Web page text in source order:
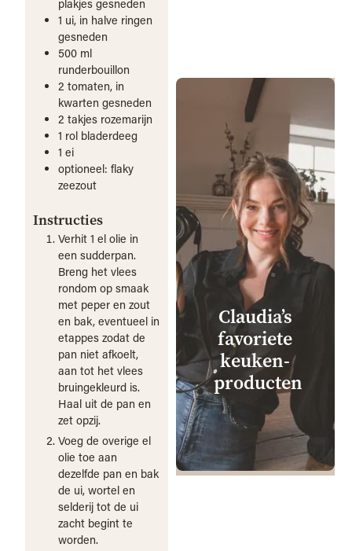
plakjes gesneden
1 ui, in halve ringen
gesneden
500 ml
runderbouillon
2 tomaten, in
kwarten gesneden
2 takjes rozemarijn
1 rol bladerdeeg
1 ei
optioneel: flaky
zeezout
Instructies
Verhit 1 el olie in
een sudderpan.
Breng het vlees
rondom op smaak
met peper en zout
en bak, eventueel in
etappes zodat de
pan niet afkoelt,
aan tot het vlees
bruingekleurd is.
Haal uit de pan en
zet opzij.
Voeg de overige el
olie toe aan
dezelfde pan en bak
de ui, wortel en
selderij tot de ui
zacht begint te
worden.
Claudia’s
favoriete
keuken­
producten